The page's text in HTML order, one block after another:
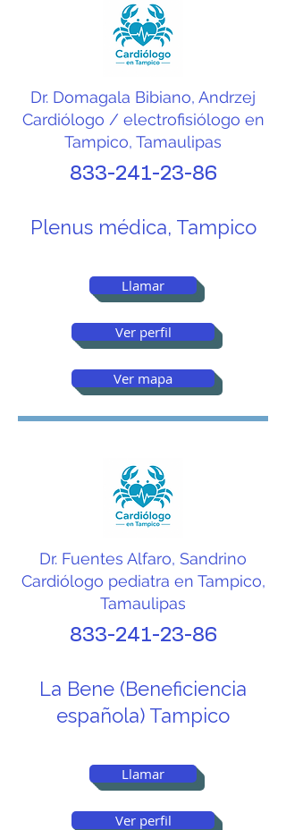
cardiólogo representa
una herramienta
importante para la
prevención, el
diagnóstico temprano y el
tratamiento adecuado de
Dr. Domagala Bibiano, Andrzej
Cardiólogo / electrofisiólogo en
Tampico, Tamaulipas
833-241-23-86
Plenus médica, Tampico
Llamar
Ver perfil
Ver mapa
Dr. Fuentes Alfaro, Sandrino
Cardiólogo pediatra en Tampico,
Tamaulipas
833-241-23-86
La Bene (Beneficiencia
española) Tampico
Llamar
Ver perfil